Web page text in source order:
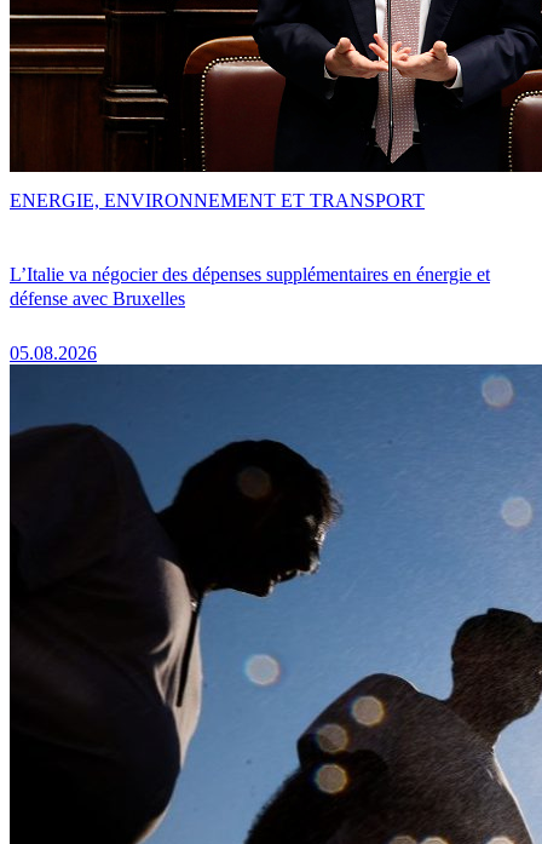
L’Italie va négocier des dépenses supplémentaires en énergie et
défense avec Bruxelles
05.08.2026
ENERGIE, ENVIRONNEMENT ET TRANSPORT